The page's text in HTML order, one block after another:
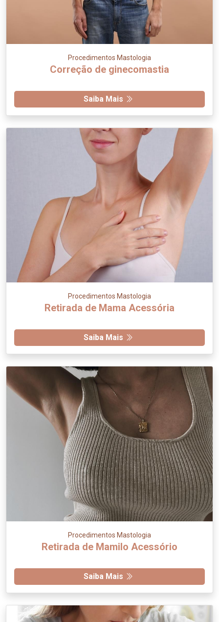
Procedimentos Mastologia
Correção de ginecomastia
Saiba Mais
Procedimentos Mastologia
Retirada de Mama Acessória
Saiba Mais
Procedimentos Mastologia
Retirada de Mamilo Acessório
Saiba Mais